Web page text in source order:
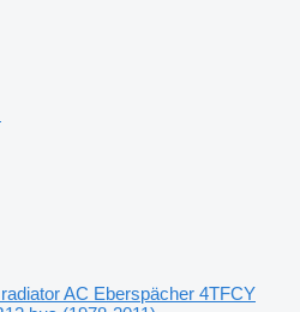
radiator AC Eberspächer 4TFCY